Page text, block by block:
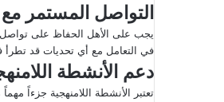
التواصل المستمر
يجب على الأهل الحفاظ على
في التعامل مع أي تحديات قد
دعم الأنشطة
تعتبر الأنشطة اللامنهجية جزءاً